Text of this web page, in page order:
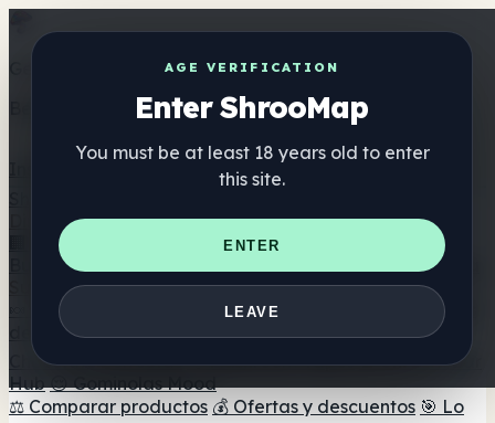
AGE VERIFICATION
Enter ShrooMap
You must be at least 18 years old to enter
this site.
ENTER
LEAVE
Get the ShrooMap app
Better than mobile web — one tap away
Directorio
🏢 Directorio de marcas
📍 Buscador de tiendas
Buscador de tiendas Smartshop
🛒 Headshops en línea
Suplementos
🍬 Gominolas de setas
💊 Cápsulas de setas
💧 Tinturas
de setas 🫙 Polvos de setas ☕ Café con setas 🍫
Chocolate con setas 💨 Mushroom Vapes 🍫 Shroom Bar
Hub 😌 Gominolas Mood
⚖️ Comparar productos 💰 Ofertas y descuentos 🎯 Lo